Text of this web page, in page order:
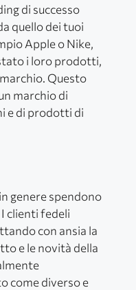
di successo
quello dei tuoi
Apple o Nike,
i loro prodotti,
Questo
marchio di
e di prodotti di
genere spendono
clienti fedeli
con ansia la
e le novità della
come diverso e